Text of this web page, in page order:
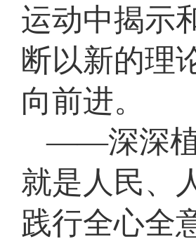
运动中揭示
断以新的理
向前进。
——深深植
就是人民、
践行全心全